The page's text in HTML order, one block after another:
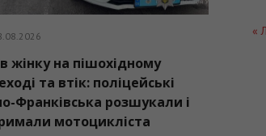
Збив жінку на пішохідному
переході та втік: поліцейські
Івано-Франківська розшукали і
затримали мотоцикліста
«